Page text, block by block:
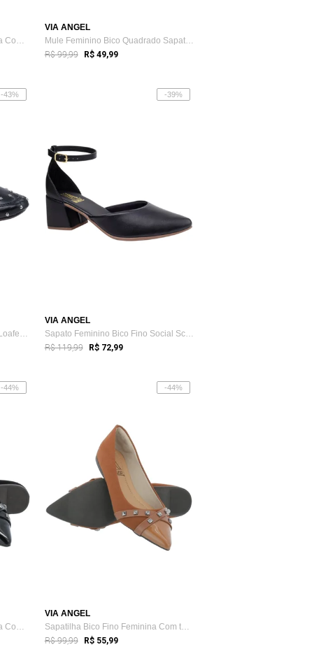
Sapatilha Bico Agulha Feminina Com tacha...
VIA ANGEL
Mule Feminino Bico Quadrado Sapatilha Co...
R$ 99,99 R$ 49,99
-43%
Sapatilha Mocassim Feminino Loafer Slipp...
-39%
VIA ANGEL
Sapato Feminino Bico Fino Social Scarpin...
R$ 119,99 R$ 72,99
-44%
Sapatilha Bico Agulha Feminina Com tacha...
-44%
VIA ANGEL
Sapatilha Bico Fino Feminina Com tachas ...
R$ 99,99 R$ 55,99